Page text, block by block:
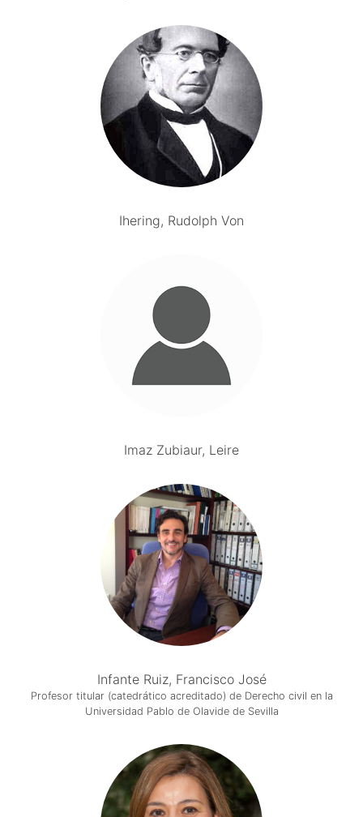
Ihering, Rudolph Von
Imaz Zubiaur, Leire
Infante Ruiz, Francisco José
Profesor titular (catedrático acreditado) de Derecho civil en la
Universidad Pablo de Olavide de Sevilla